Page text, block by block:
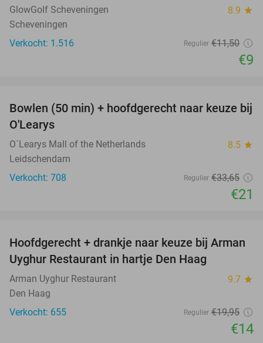
GlowGolf Scheveningen 8.9 star
Scheveningen
Verkocht: 1.516
Regulier €11,50
€9
38%
Bowlen (50 min) + hoofdgerecht naar keuze bij
O'Learys
O´Learys Mall of the Netherlands 8.5 star
Leidschendam
Verkocht: 708
Regulier €33,65
€21
30%
Hoofdgerecht + drankje naar keuze bij Arman
Uyghur Restaurant in hartje Den Haag
Arman Uyghur Restaurant 9.7 star
Den Haag
Verkocht: 655
Regulier €19,95
€14